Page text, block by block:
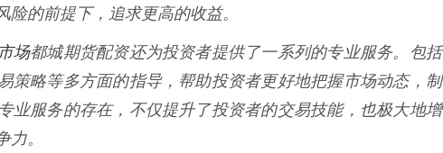
险的前提下，追求更高的收益。
场都城期货配资还为投资者提供了一系列的专业服务。包括
策略等多方面的指导，帮助投资者更好地把握市场动态，制
业服务的存在，不仅提升了投资者的交易技能，也极大地增
。